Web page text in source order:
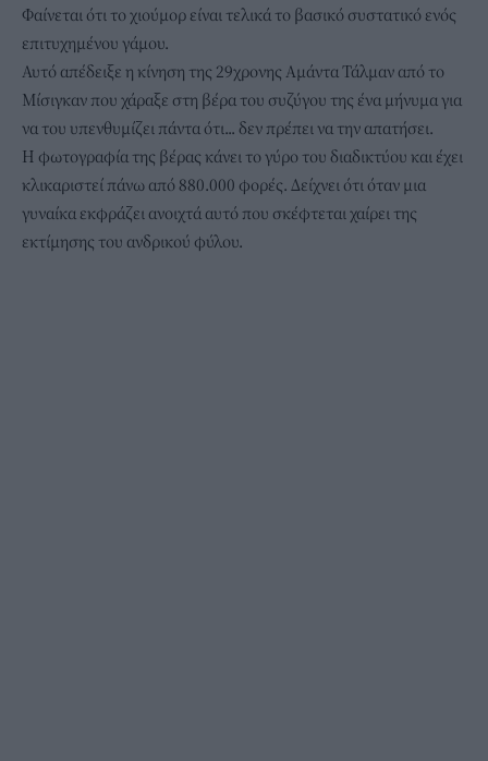
Φαίνεται ότι το χιούμορ είναι τελικά το βασικό συστατικό ενός
επιτυχημένου γάμου.
Αυτό απέδειξε η κίνηση της 29χρονης Αμάντα Τάλμαν από το
Μίσιγκαν που χάραξε στη βέρα του συζύγου της ένα μήνυμα για
να του υπενθυμίζει πάντα ότι... δεν πρέπει να την απατήσει.
Η φωτογραφία της βέρας κάνει το γύρο του διαδικτύου και έχει
κλικαριστεί πάνω από 880.000 φορές. Δείχνει ότι όταν μια
γυναίκα εκφράζει ανοιχτά αυτό που σκέφτεται χαίρει της
εκτίμησης του ανδρικού φύλου.